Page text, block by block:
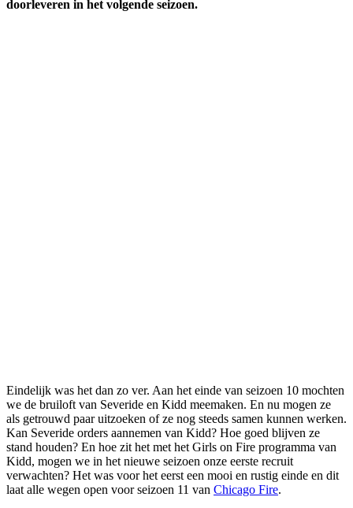
doorleveren in het volgende seizoen.
Eindelijk was het dan zo ver. Aan het einde van seizoen 10 mochten
we de bruiloft van Severide en Kidd meemaken. En nu mogen ze
als getrouwd paar uitzoeken of ze nog steeds samen kunnen werken.
Kan Severide orders aannemen van Kidd? Hoe goed blijven ze
stand houden? En hoe zit het met het Girls on Fire programma van
Kidd, mogen we in het nieuwe seizoen onze eerste recruit
verwachten? Het was voor het eerst een mooi en rustig einde en dit
laat alle wegen open voor seizoen 11 van Chicago Fire.